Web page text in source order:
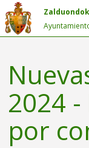
2024
por